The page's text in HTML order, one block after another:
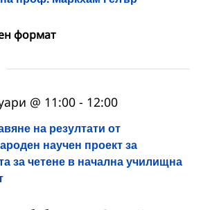
формат
на резултати от
научен проект за
за четене в начална училищна
@ 11:00 - 12:00